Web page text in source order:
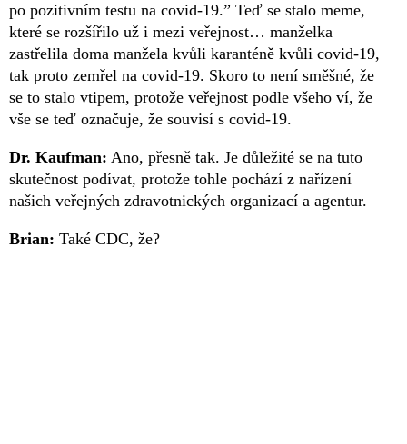
po pozitivním testu na covid-19.” Teď se stalo meme,
které se rozšířilo už i mezi veřejnost… manželka
zastřelila doma manžela kvůli karanténě kvůli covid-19,
tak proto zemřel na covid-19. Skoro to není směšné, že
se to stalo vtipem, protože veřejnost podle všeho ví, že
vše se teď označuje, že souvisí s covid-19.
Dr. Kaufman: Ano, přesně tak. Je důležité se na tuto
skutečnost podívat, protože tohle pochází z nařízení
našich veřejných zdravotnických organizací a agentur.
Brian: Také CDC, že?